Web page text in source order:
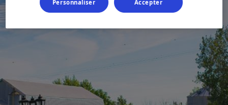
Personnaliser Accepter